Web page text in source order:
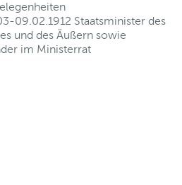
09.02.1912 Staatsminister des
und des Äußern sowie
im Ministerrat